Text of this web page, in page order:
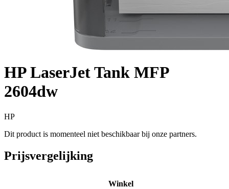
HP LaserJet Tank MFP
2604dw
HP
Dit product is momenteel niet beschikbaar bij onze partners.
Prijsvergelijking
Winkel